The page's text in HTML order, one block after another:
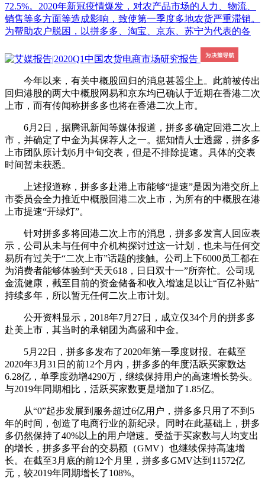
72.5%。2020年新冠疫情爆发，对农产品市场的人力、物流、
销售等多方面等造成影响，致使第一季度多地农货严重滞销。
为帮助农户脱困，以拼多多、淘宝、京东、苏宁为代表的各
今年以来，有关中概股回归的消息甚嚣尘上。此前被传出
回归港股的两大中概股网易和京东均已确认于近期在香港二次
上市，而有传闻称拼多多也将在香港二次上市。
6月2日，据腾讯新闻等媒体报道，拼多多确定回港二次上
市，并确定了中金为其保荐人之一。据知情人士透露，拼多多
上市团队原计划6月中旬交表，但是不排除提速。具体的交表
时间暂未获悉。
上述报道称，拼多多赴港上市能够“提速”是因为港交所上
市委员会全力推近中概股回港二次上市，为所有的中概股在港
上市提速“开绿灯”。
针对拼多多将回港二次上市的消息，拼多多发言人回应表
示，公司从未与任何中介机构探讨过这一计划，也未与任何交
易所有过关于“二次上市”话题的接触。公司上下6000员工都在
为消费者能够体验到“天天618，日日双十一”所奔忙。公司现
金流健康，截至目前的资金储备和收入增速足以让“百亿补贴”
持续多年，所以暂无任何二次上市计划。
公开资料显示，2018年7月27日，成立仅34个月的拼多多
赴美上市，其当时的承销团为高盛和中金。
5月22日，拼多多发布了2020年第一季度财报。在截至
2020年3月31日的前12个月内，拼多多的年度活跃买家数达
6.28亿，单季度劲增4290万，继续保持用户的高速增长势头。
与2019年同期相比，活跃买家数更是增加了1.85亿。
从“0”起步发展到服务超过6亿用户，拼多多只用了不到5
年的时间，创造了电商行业的新纪录。同时在此基础上，拼多
多仍然保持了40%以上的用户增速。受益于买家数与人均支出
的增长，拼多多平台的交易额（GMV）也继续保持高速增
长。在截至3月底的前12个月里，拼多多GMV达到11572亿
元，较2019年同期增长了108%。